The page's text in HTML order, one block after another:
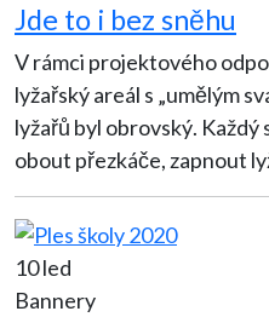
Jde to i bez sněhu
V rámci projektového
lyžařský areál s „umělým
lyžařů byl obrovský. Každý
obout přezkáče, zapnout
10 led
Bannery